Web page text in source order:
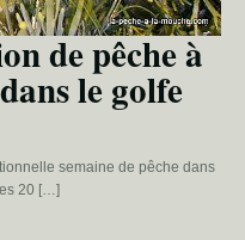
de pêche à
le golfe
semaine de pêche dans
20 […]